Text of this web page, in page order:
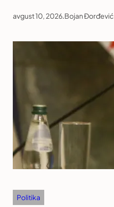
avgust 10, 2026.Bojan Đorđević
Politika